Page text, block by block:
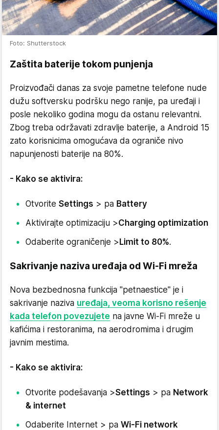
Foto: Shutterstock
Zaštita baterije tokom punjenja
Proizvođači danas za svoje pametne telefone nude
dužu softversku podršku nego ranije, pa uređaji i
posle nekoliko godina mogu da ostanu relevantni.
Zbog treba održavati zdravlje baterije, a Android 15
zato korisnicima omogućava da ograniče nivo
napunjenosti baterije na 80%.
- Kako se aktivira:
Otvorite Settings > pa Battery
Aktivirajte optimizaciju >Charging optimization
Odaberite ograničenje > Limit to 80%.
Sakrivanje naziva uređaja od Wi-Fi mreža
Nova bezbednosna funkcija "petnaestice" je i
sakrivanje naziva uređaja, veoma korisno rešenje
kada telefon povezujete na javne Wi-Fi mreže u
kafićima i restoranima, na aerodromima i drugim
javnim mestima.
- Kako se aktivira:
Otvorite podešavanja >Settings > pa Network
& internet
Odaberite Internet > pa Wi-Fi network